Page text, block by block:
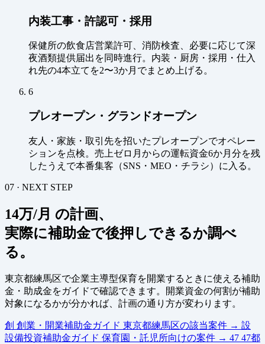
内装工事・許認可・採用
保健所の飲食店営業許可、消防検査、必要に応じて深
夜酒類提供届出を同時進行。内装・厨房・採用・仕入
れ先の4本立てを2〜3か月でまとめ上げる。
6
プレオープン・グランドオープン
友人・家族・取引先を招いたプレオープンでオペレー
ションを点検。売上ゼロ月からの運転資金6か月分を残
したうえで本番集客（SNS・MEO・チラシ）に入る。
07 · NEXT STEP
14万/月 の計画、
実際に補助金で後押しできるか調べ
る。
東京都練馬区で企業主導型保育を開業するときに使える補助
金・助成金をガイドで確認できます。開業資金の何割が補助
対象になるかが分かれば、計画の通り方が変わります。
創 創業・開業補助金ガイド 東京都練馬区の該当案件 → 設
設備投資補助金ガイド 保育園・託児所向けの案件 → 47 47都